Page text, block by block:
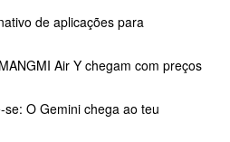
de aplicações para
Air Y chegam com preços
O Gemini chega ao teu